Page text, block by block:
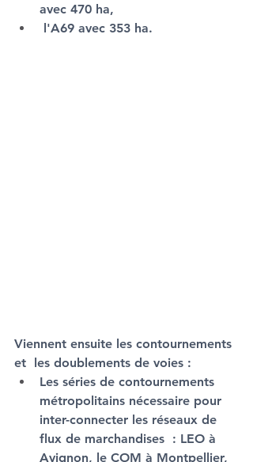
avec 470 ha,
l'A69 avec 353 ha.
Viennent ensuite les contournements
et  les doublements de voies :
Les séries de contournements
métropolitains nécessaire pour
inter-connecter les réseaux de
flux de marchandises  : LEO à
Avignon, le COM à Montpellier,